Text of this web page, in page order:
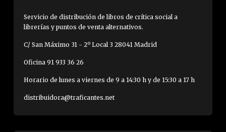
Servicio de distribución de libros de crítica social a
librerías y puntos de venta alternativos.
C/ San Máximo 31 - 2º Local 3 28041 Madrid
Oficina 91 933 36 26
Horario de lunes a viernes de 9 a 14:30 h y de 15:30 a 17 h
distribuidora@traficantes.net